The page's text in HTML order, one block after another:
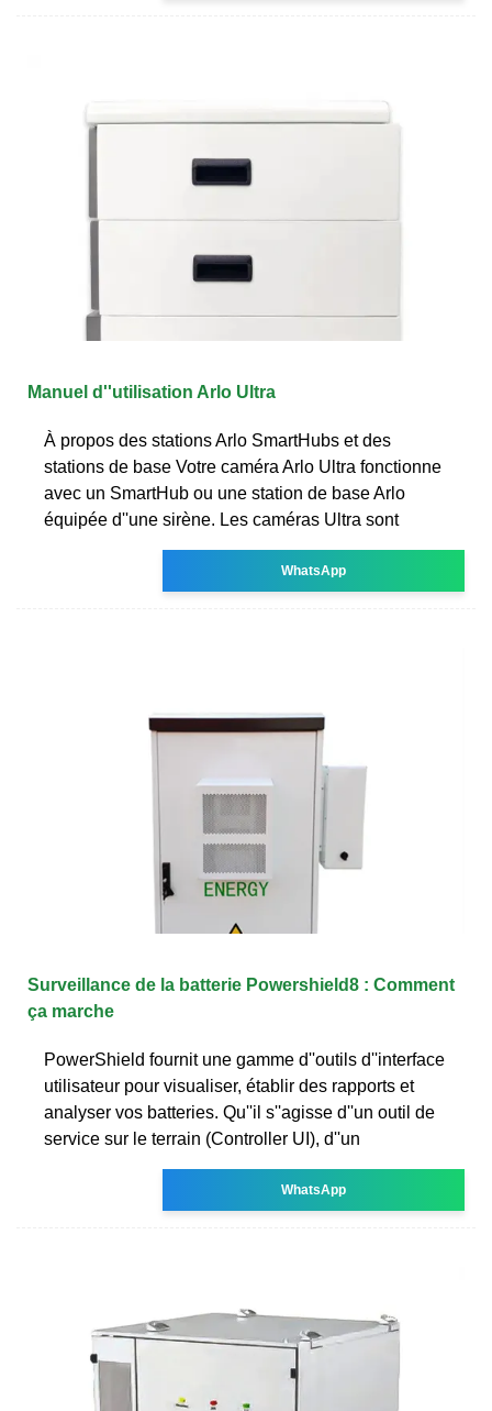
Manuel d''utilisation Arlo Ultra
À propos des stations Arlo SmartHubs et des
stations de base Votre caméra Arlo Ultra fonctionne
avec un SmartHub ou une station de base Arlo
équipée d''une sirène. Les caméras Ultra sont
WhatsApp
Surveillance de la batterie Powershield8 : Comment
ça marche
PowerShield fournit une gamme d''outils d''interface
utilisateur pour visualiser, établir des rapports et
analyser vos batteries. Qu''il s''agisse d''un outil de
service sur le terrain (Controller UI), d''un
WhatsApp